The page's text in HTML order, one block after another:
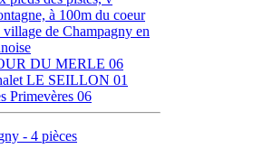
à 100m du coeur
village de Champagny en
DU MERLE 06
LE SEILLON 01
Primevères 06
- 4 pièces